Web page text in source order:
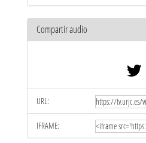
Compartir audio
URL:
IFRAME: